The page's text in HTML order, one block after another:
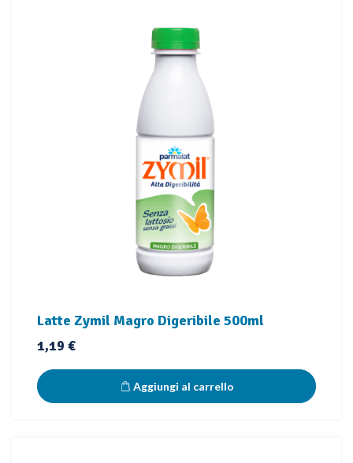
Latte Zymil Magro Digeribile 500ml
Prezzo
1,19 €
Aggiungi al carrello